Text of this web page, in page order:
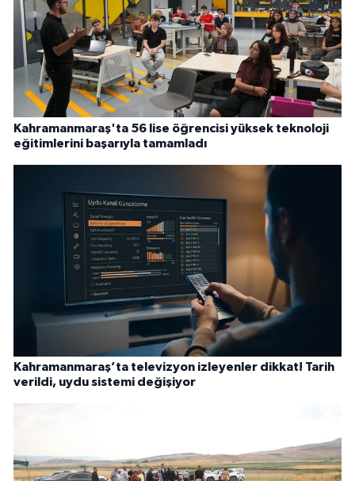
Kahramanmaraş'ta 56 lise öğrencisi yüksek teknoloji
eğitimlerini başarıyla tamamladı
Kahramanmaraş’ta televizyon izleyenler dikkat! Tarih
verildi, uydu sistemi değişiyor